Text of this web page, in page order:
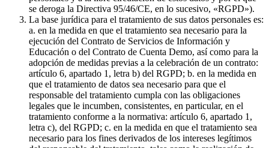
se deroga la Directiva 95/46/CE, en lo sucesivo, «RGPD»).
La base jurídica para el tratamiento de sus datos personales es:
a. en la medida en que el tratamiento sea necesario para la
ejecución del Contrato de Servicios de Información y
Educación o del Contrato de Cuenta Demo, así como para la
adopción de medidas previas a la celebración de un contrato:
artículo 6, apartado 1, letra b) del RGPD; b. en la medida en
que el tratamiento de datos sea necesario para que el
responsable del tratamiento cumpla con las obligaciones
legales que le incumben, consistentes, en particular, en el
tratamiento conforme a la normativa: artículo 6, apartado 1,
letra c), del RGPD; c. en la medida en que el tratamiento sea
necesario para los fines derivados de los intereses legítimos